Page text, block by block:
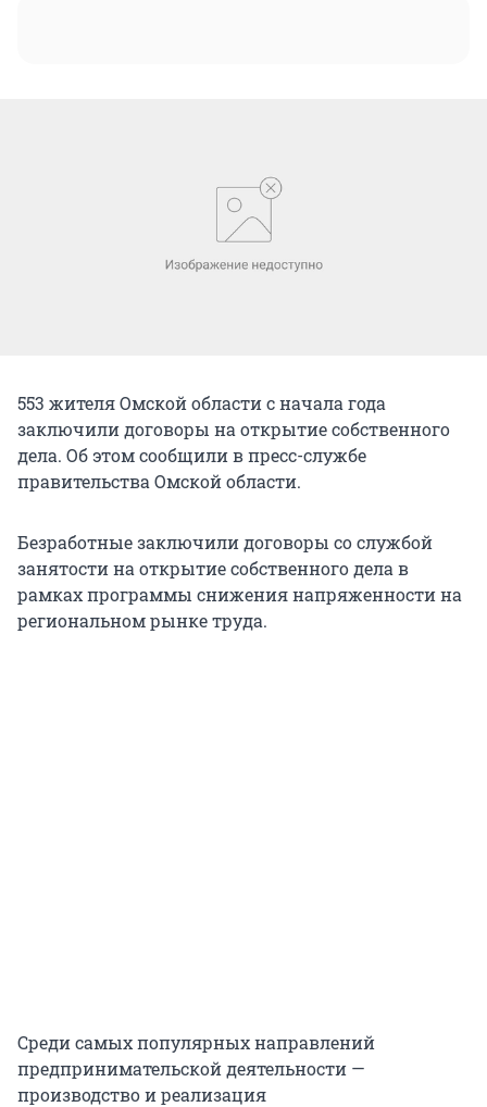
553 жителя Омской области с начала года
заключили договоры на открытие собственного
дела. Об этом сообщили в пресс-службе
правительства Омской области.
Безработные заключили договоры со службой
занятости на открытие собственного дела в
рамках программы снижения напряженности на
региональном рынке труда.
Среди самых популярных направлений
предпринимательской деятельности —
производство и реализация